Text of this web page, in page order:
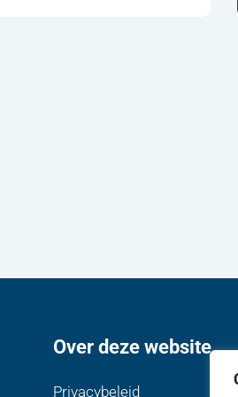
Over deze website
Privacybeleid